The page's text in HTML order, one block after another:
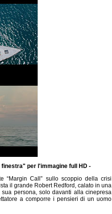
per l'immagine full HD -
“Margin Call” sullo scoppio della crisi
il grande Robert Redford, calato in una
persona, solo davanti alla cinepresa
a comporre i pensieri di un uomo